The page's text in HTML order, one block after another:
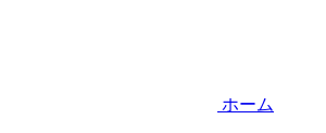
ホーム